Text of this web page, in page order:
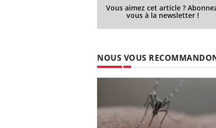
Vous aimez cet article ?
vous à la newsletter !
NOUS VOUS